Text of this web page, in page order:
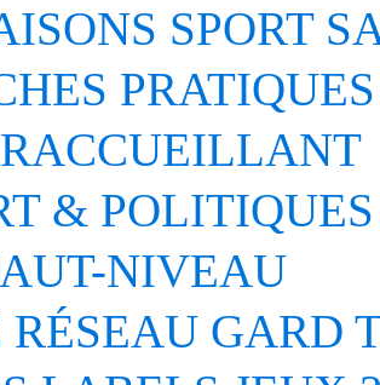
SPORT
PRATIQUES
&
NIVEAU
RÉSEAU GARD